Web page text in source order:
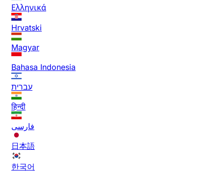
Ελληνικά
Hrvatski
Magyar
Bahasa Indonesia
עברית
हिन्दी
فارسی
日本語
한국어